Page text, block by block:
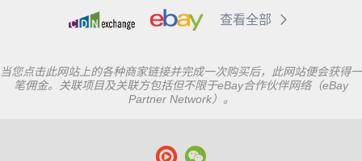
查看全部
当您点击此网站上的各种商家链接并完成一次购买后，此网站便会获得一
笔佣金。关联项目及关联方包括但不限于eBay合作伙伴网络（eBay
Partner Network）。